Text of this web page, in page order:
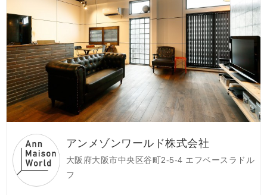
アンメゾンワールド株式会社
大阪府大阪市中央区谷町2-5-4 エフベースラドル
フ